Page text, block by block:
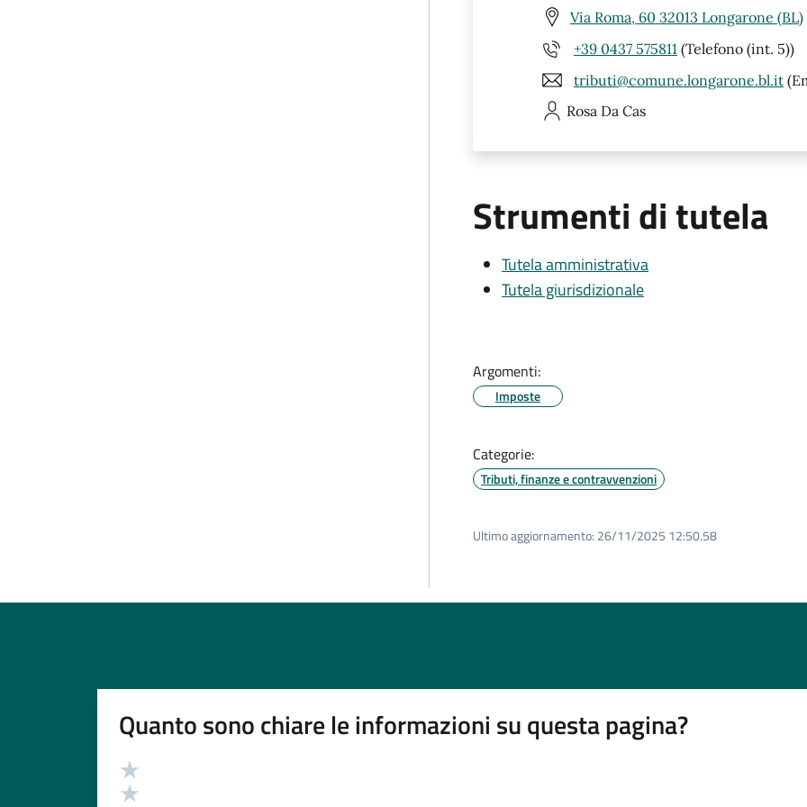
Via Roma, 60 32013 Longarone (BL)
+39 0437 575811 (Telefono (int. 5))
tributi@comune.longarone.bl.it
Rosa Da Cas
Strumenti di tutela
Tutela amministrativa
Tutela giurisdizionale
Argomenti:
Imposte
Categorie:
Tributi, finanze e contravvenzioni
Ultimo aggiornamento: 26/11/2025 12:50.58
Quanto sono chiare le informazioni su questa pagina?
Valutazione